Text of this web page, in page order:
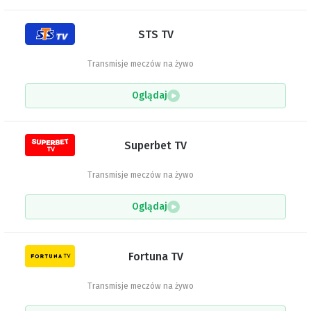
STS TV
Transmisje meczów na żywo
Oglądaj
Superbet TV
Transmisje meczów na żywo
Oglądaj
Fortuna TV
Transmisje meczów na żywo